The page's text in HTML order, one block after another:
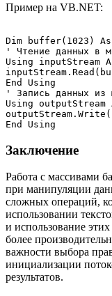
Пример на VB.NET:
Dim buffer(1023)
' Чтение данных в
Using inputStream
End Using
' Запись данных из
Using
Заключение
Работа с массивами
при манипуляции
сложных операций,
использовании
и использование
более
важности выбора
инициализации
результатов.